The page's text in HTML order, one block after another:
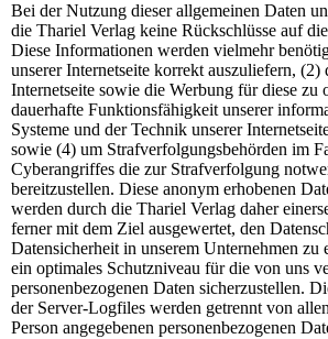
Bei der Nutzung dieser allgemeinen Daten
die Thariel Verlag keine Rückschlüsse auf
Diese Informationen werden vielmehr
unserer Internetseite korrekt auszuliefern, (2)
Internetseite sowie die Werbung für diese zu
dauerhafte Funktionsfähigkeit unserer
Systeme und der Technik unserer
sowie (4) um Strafverfolgungsbehörden im
Cyberangriffes die zur Strafverfolgung
bereitzustellen. Diese anonym erhobenen
werden durch die Thariel Verlag daher
ferner mit dem Ziel ausgewertet, den
Datensicherheit in unserem Unternehmen zu
ein optimales Schutzniveau für die von uns
personenbezogenen Daten sicherzustellen.
der Server-Logfiles werden getrennt von
Person angegebenen personenbezogenen